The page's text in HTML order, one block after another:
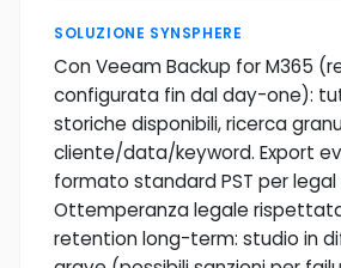
SOLUZIONE SYNSPHERE
Con Veeam Backup for M365
configurata fin dal day-one):
storiche disponibili, ricerca
cliente/data/keyword. Export
formato standard PST per
Ottemperanza legale
retention long-term: studio in